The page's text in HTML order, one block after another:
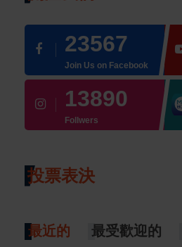
23567
Join Us on Facebook
13890
Follwers
投票表決
最近的 最受歡迎的